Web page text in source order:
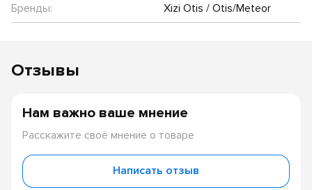
Бренды:
Xizi Otis / Otis/Meteor
Отзывы
Нам важно ваше мнение
Расскажите своё мнение о товаре
Написать отзыв